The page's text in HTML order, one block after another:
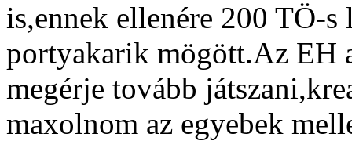
is,ennek ellenére 200 TÖ-s
portyakarik mögött.Az EH
megérje tovább
maxolnom az egyebek